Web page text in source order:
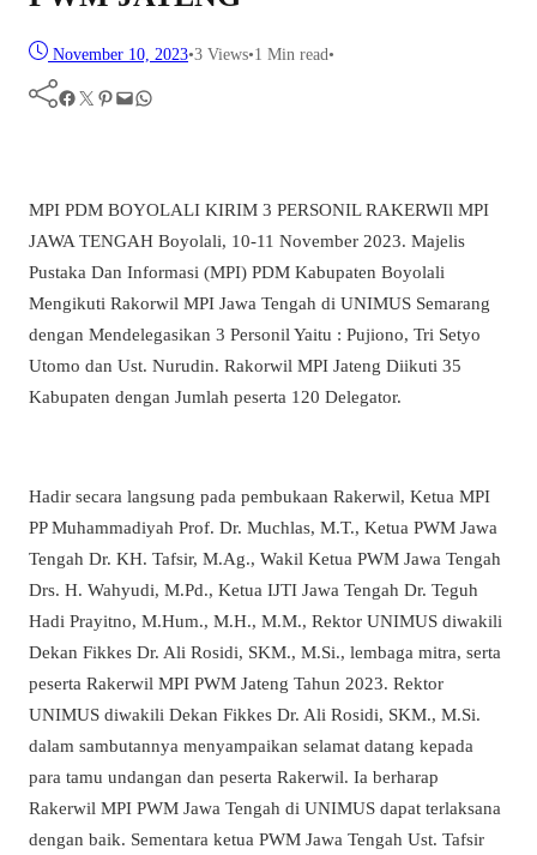
November 10, 2023•3 Views•1 Min read•
Facebook Twitter Pinterest Mail WhatsApp
MPI PDM BOYOLALI KIRIM 3 PERSONIL RAKERWIl MPI
JAWA TENGAH Boyolali, 10-11 November 2023. Majelis
Pustaka Dan Informasi (MPI) PDM Kabupaten Boyolali
Mengikuti Rakorwil MPI Jawa Tengah di UNIMUS Semarang
dengan Mendelegasikan 3 Personil Yaitu : Pujiono, Tri Setyo
Utomo dan Ust. Nurudin. Rakorwil MPI Jateng Diikuti 35
Kabupaten dengan Jumlah peserta 120 Delegator.
Hadir secara langsung pada pembukaan Rakerwil, Ketua MPI
PP Muhammadiyah Prof. Dr. Muchlas, M.T., Ketua PWM Jawa
Tengah Dr. KH. Tafsir, M.Ag., Wakil Ketua PWM Jawa Tengah
Drs. H. Wahyudi, M.Pd., Ketua IJTI Jawa Tengah Dr. Teguh
Hadi Prayitno, M.Hum., M.H., M.M., Rektor UNIMUS diwakili
Dekan Fikkes Dr. Ali Rosidi, SKM., M.Si., lembaga mitra, serta
peserta Rakerwil MPI PWM Jateng Tahun 2023. Rektor
UNIMUS diwakili Dekan Fikkes Dr. Ali Rosidi, SKM., M.Si.
dalam sambutannya menyampaikan selamat datang kepada
para tamu undangan dan peserta Rakerwil. Ia berharap
Rakerwil MPI PWM Jawa Tengah di UNIMUS dapat terlaksana
dengan baik. Sementara ketua PWM Jawa Tengah Ust. Tafsir